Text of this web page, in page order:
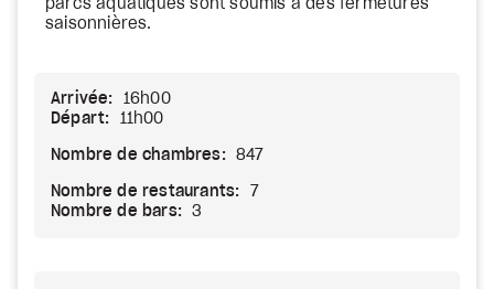
parcs aquatiques sont soumis à des fermetures
saisonnières.
Arrivée:
16h00
Départ:
11h00
Nombre de chambres: 847
Nombre de restaurants:
7
Nombre de bars:
3